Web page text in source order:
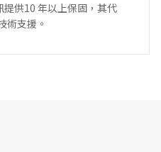
提供10 年以上保固，其代
術支援。